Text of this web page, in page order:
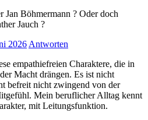
Jan Böhmermann ? Oder doch
Jauch ?
2026Antworten
empathiefreien Charaktere, die in
Macht drängen. Es ist nicht
befreit nicht zwingend von der
Mein beruflicher Alltag kennt
mit Leitungsfunktion.